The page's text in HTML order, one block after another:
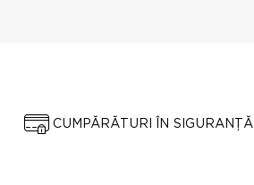
CUMPĂRĂTURI ÎN SIGURANȚĂ